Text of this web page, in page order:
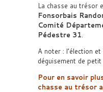
La chasse au trésor
Fonsorbais
Comité
Pédestre 31
A noter : l’élection
déguisement de
Pour en savoir
chasse au trésor